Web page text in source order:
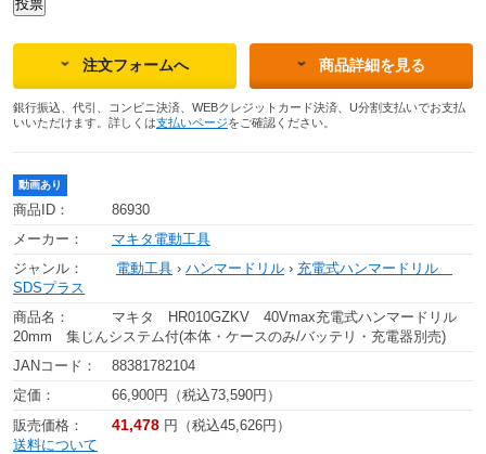
注文フォームへ 商品詳細を見る
銀行振込、代引、コンビニ決済、WEBクレジットカード決済、U分割支払いでお支払
いいただけます。詳しくは支払いページをご確認ください。
動画あり
商品ID：
86930
メーカー：
マキタ電動工具
ジャンル：
電動工具 › ハンマードリル › 充電式ハンマードリル
SDSプラス
商品名：
マキタ HR010GZKV 40Vmax充電式ハンマードリル
20mm 集じんシステム付(本体・ケースのみ/バッテリ・充電器別売)
JANコード：
88381782104
定価：
66,900円（税込73,590円）
販売価格：
41,478 円（税込45,626円）
送料について